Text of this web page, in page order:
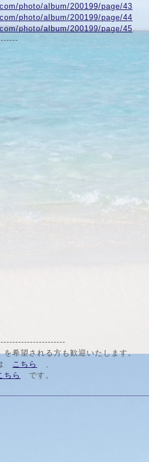
photo/album/200199/page/43
photo/album/200199/page/44
photo/album/200199/page/45
希望される方も歓迎いたします。
こちら
、
ちら です。